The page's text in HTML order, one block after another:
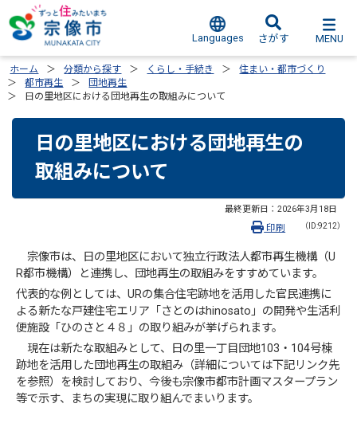
Languages さがす MENU
ホーム 分類から探す くらし・手続き
住まい・都市づくり
都市再生
団地再生
日の里地区における団地再生の取組みについて
日の里地区における団地再生の
取組みについて
最終更新日： 2026年3月18日
（ID:9212）
印刷
宗像市は、日の里地区において独立行政法人都市再生機構（U
R都市機構）と連携し、団地再生の取組みをすすめています。
代表的な例としては、URの集合住宅跡地を活用した官民連携に
よる新たな戸建住宅エリア「さとのはhinosato」の開発や生活利
便施設「ひのさと４８」の取り組みが挙げられます。
現在は新たな取組みとして、日の里一丁目団地103・104号棟
跡地を活用した団地再生の取組み（詳細については下記リンク先
を参照）を検討しており、今後も宗像市都市計画マスタープラン
等で示す、まちの実現に取り組んでまいります。